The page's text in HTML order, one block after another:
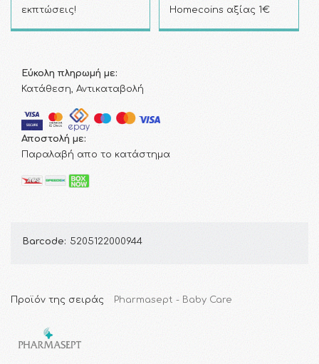
εκπτώσεις!
Homecoins αξίας 1€
Εύκολη πληρωμή με:
Κατάθεση, Αντικαταβολή
Αποστολή με:
Παραλαβή απο το κατάστημα
Barcode: 5205122000944
Προϊόν της σειράς Pharmasept - Baby Care